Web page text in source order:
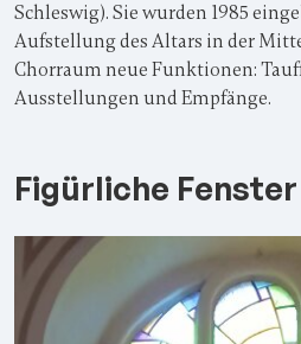
Schleswig). Sie wurden 1985
Aufstellung des Altars in der
Chorraum neue Funktionen:
Ausstellungen und Empfänge.
Figürliche Fenster